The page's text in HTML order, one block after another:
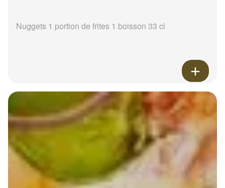
Nuggets 1 portion de frites 1 boisson 33 cl